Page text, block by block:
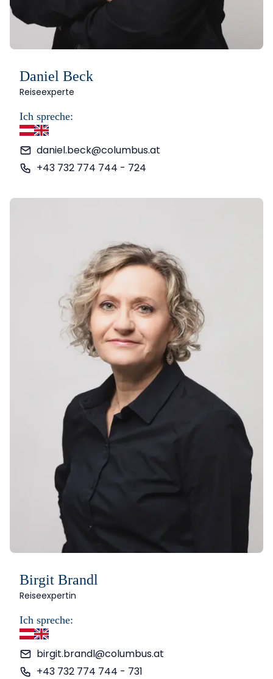
Daniel Beck
Reiseexperte
Ich spreche:
daniel.beck@columbus.at
+43 732 774 744 - 724
Birgit Brandl
Reiseexpertin
Ich spreche:
birgit.brandl@columbus.at
+43 732 774 744 - 731